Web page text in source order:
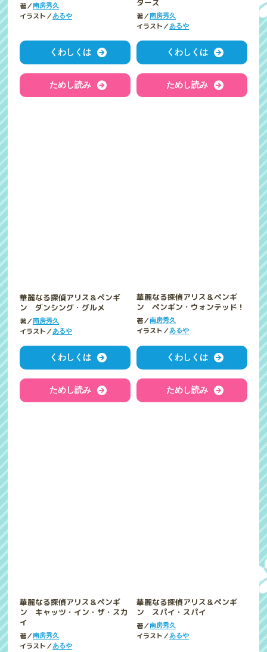
著／南房秀久
イラスト／あるや
くわしくは
ためし読み
ターズ
著／南房秀久
イラスト／あるや
くわしくは
ためし読み
華麗なる探偵アリス＆ペンギ
ン ダンシング・グルメ
著／南房秀久
イラスト／あるや
くわしくは
ためし読み
華麗なる探偵アリス＆ペンギ
ン ペンギン・ウォンテッド！
著／南房秀久
イラスト／あるや
くわしくは
ためし読み
華麗なる探偵アリス＆ペンギ
ン キャッツ・イン・ザ・スカ
イ
著／南房秀久
イラスト／あるや
華麗なる探偵アリス＆ペンギ
ン スパイ・スパイ
著／南房秀久
イラスト／あるや